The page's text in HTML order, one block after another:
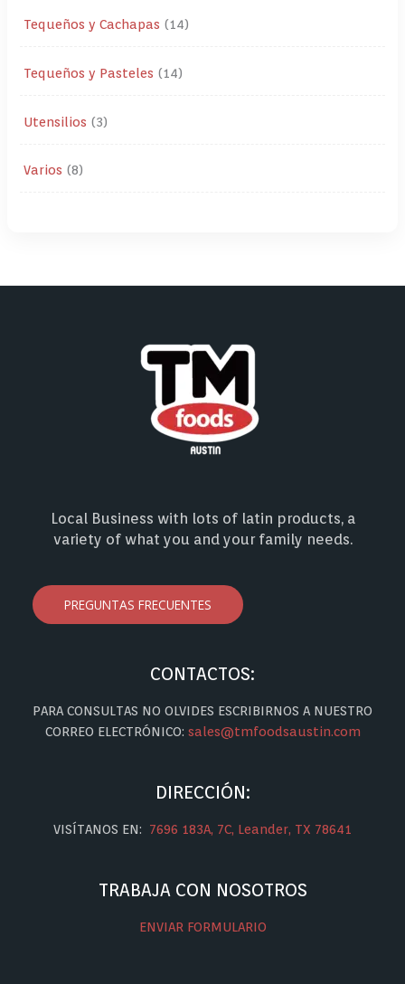
Tequeños y Cachapas 14
Tequeños y Pasteles 14
Utensilios 3
Varios 8
Local Business with lots of latin products, a
variety of what you and your family needs.
PREGUNTAS FRECUENTES
CONTACTOS:
PARA CONSULTAS NO OLVIDES ESCRIBIRNOS A NUESTRO
CORREO ELECTRÓNICO: sales@tmfoodsaustin.com
DIRECCIÓN:
VISÍTANOS EN: 7696 183A, 7C, Leander, TX 78641
TRABAJA CON NOSOTROS
ENVIAR FORMULARIO